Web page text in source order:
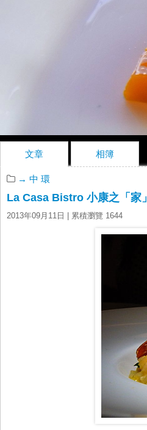
文章 相簿
→ 中 環
La Casa Bistro 小康之「家」
2013年09月11日 | 累積瀏覽 1644